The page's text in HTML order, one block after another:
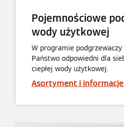
Pojemnościowe
wody użytkowej
W programie
Państwo odpowiedni dla
ciepłej wody użytkowej.
Asortyment i